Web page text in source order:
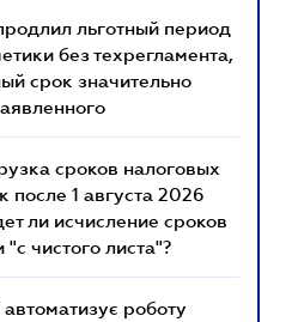
льготный период
без техрегламента,
срок значительно
сроков налоговых
после 1 августа 2026
ли исчисление сроков
"с чистого листа"?
роботу